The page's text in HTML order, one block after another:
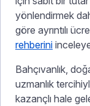
yönlendirmek
göre ayrıntılı
rehberini
Bahçıvanlık,
uzmanlık
kazançlı hale